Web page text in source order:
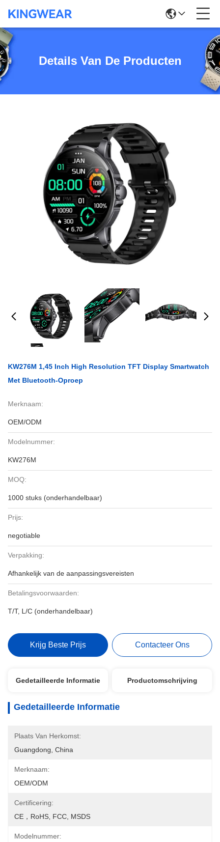
Details Van De Producten
KW276M 1,45 Inch High Resolution TFT Display Smartwatch
Met Bluetooth-Oproep
Merknaam:
OEM/ODM
Modelnummer:
KW276M
MOQ:
1000 stuks (onderhandelbaar)
Prijs:
negotiable
Verpakking:
Afhankelijk van de aanpassingsvereisten
Betalingsvoorwaarden:
T/T, L/C (onderhandelbaar)
Krijg Beste Prijs Contacteer Ons
Gedetailleerde Informatie Productomschrijving
Gedetailleerde Informatie
Plaats Van Herkomst:
Guangdong, China
Merknaam:
OEM/ODM
Certificering:
CE，RoHS, FCC, MSDS
Modelnummer: